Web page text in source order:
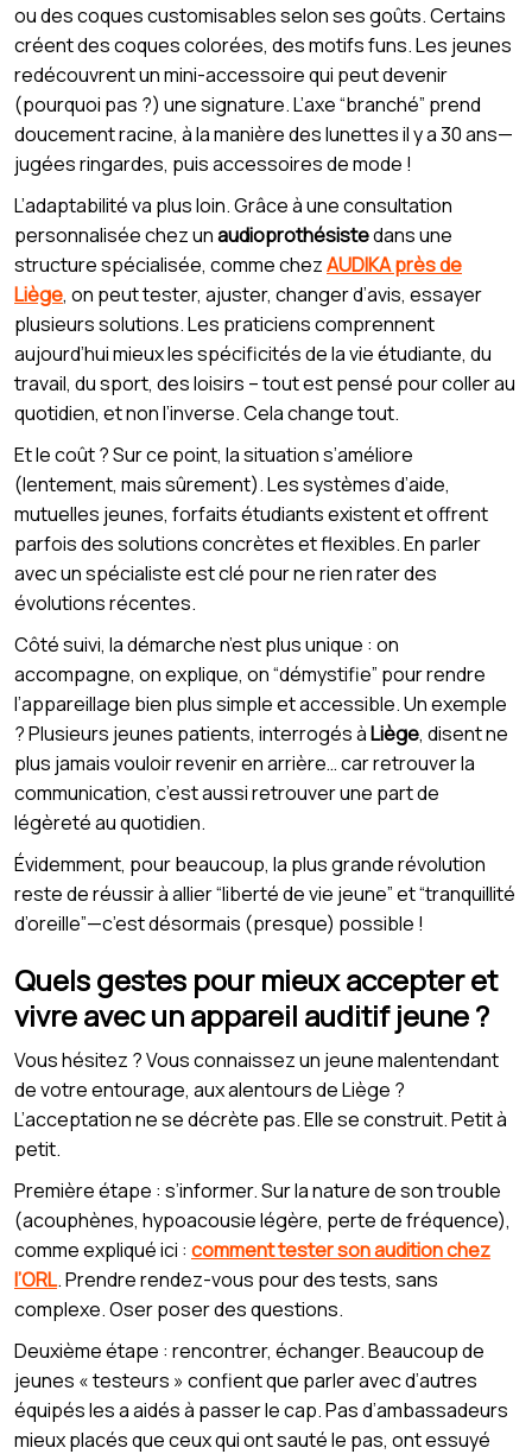
ou des coques customisables selon ses goûts. Certains
créent des coques colorées, des motifs funs. Les jeunes
redécouvrent un mini-accessoire qui peut devenir
(pourquoi pas ?) une signature. L’axe “branché” prend
doucement racine, à la manière des lunettes il y a 30 ans—
jugées ringardes, puis accessoires de mode !
L’adaptabilité va plus loin. Grâce à une consultation
personnalisée chez unaudioprothésistedans une
structure spécialisée, comme chezAUDIKA près de
Liège, on peut tester, ajuster, changer d’avis, essayer
plusieurs solutions. Les praticiens comprennent
aujourd’hui mieux les spécificités de la vie étudiante, du
travail, du sport, des loisirs – tout est pensé pour coller au
quotidien, et non l’inverse. Cela change tout.
Et le coût ? Sur ce point, la situation s’améliore
(lentement, mais sûrement). Les systèmes d’aide,
mutuelles jeunes, forfaits étudiants existent et offrent
parfois des solutions concrètes et flexibles. En parler
avec un spécialiste est clé pour ne rien rater des
évolutions récentes.
Côté suivi, la démarche n’est plus unique : on
accompagne, on explique, on “démystifie” pour rendre
l’appareillage bien plus simple et accessible. Un exemple
? Plusieurs jeunes patients, interrogés àLiège, disent ne
plus jamais vouloir revenir en arrière… car retrouver la
communication, c’est aussi retrouver une part de
légèreté au quotidien.
Évidemment, pour beaucoup, la plus grande révolution
reste de réussir à allier “liberté de vie jeune” et “tranquillité
d’oreille”—c’est désormais (presque) possible !
Quels gestes pour mieux accepter et
vivre avec un appareil auditif jeune ?
Vous hésitez ? Vous connaissez un jeune malentendant
de votre entourage, aux alentours de Liège ?
L’acceptation ne se décrète pas. Elle se construit. Petit à
petit.
Première étape : s’informer. Sur la nature de son trouble
(acouphènes, hypoacousie légère, perte de fréquence),
comme expliqué ici : comment tester son audition chez
l’ORL. Prendre rendez-vous pour des tests, sans
complexe. Oser poser des questions.
Deuxième étape : rencontrer, échanger. Beaucoup de
jeunes « testeurs » confient que parler avec d’autres
équipés les a aidés à passer le cap. Pas d’ambassadeurs
mieux placés que ceux qui ont sauté le pas, ont essuyé